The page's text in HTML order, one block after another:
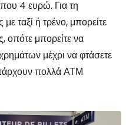
4 ευρώ. Για τη
ταξί ή τρένο, μπορείτε
οπότε μπορείτε να
μέχρι να φτάσετε
πολλά ΑΤΜ